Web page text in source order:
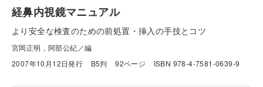
経鼻内視鏡マニュアル
より安全な検査のための前処置・挿入の手技とコツ
宮岡正明，阿部公紀／編
2007年10月12日発行
B5判 92ページ ISBN 978-4-7581-0639-9